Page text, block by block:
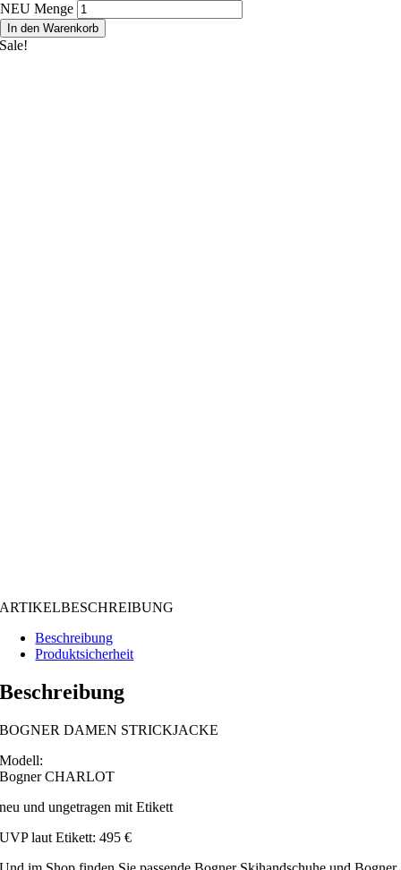
NEU Menge
In den Warenkorb
Sale!
ARTIKELBESCHREIBUNG
Beschreibung
Produktsicherheit
Beschreibung
BOGNER DAMEN STRICKJACKE
Modell:
Bogner CHARLOT
neu und ungetragen mit Etikett
UVP laut Etikett: 495 €